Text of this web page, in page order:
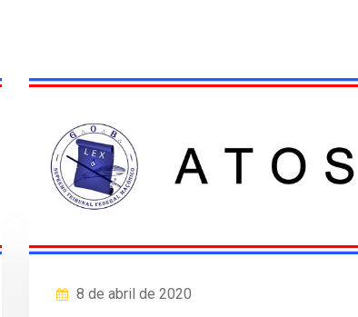
8 de abril de 2020